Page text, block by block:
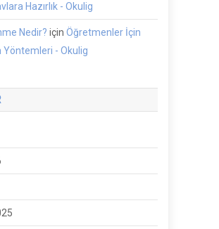
Hazırlık - Okulig
Nedir? içinÖğretmenler İçin
Yöntemleri - Okulig